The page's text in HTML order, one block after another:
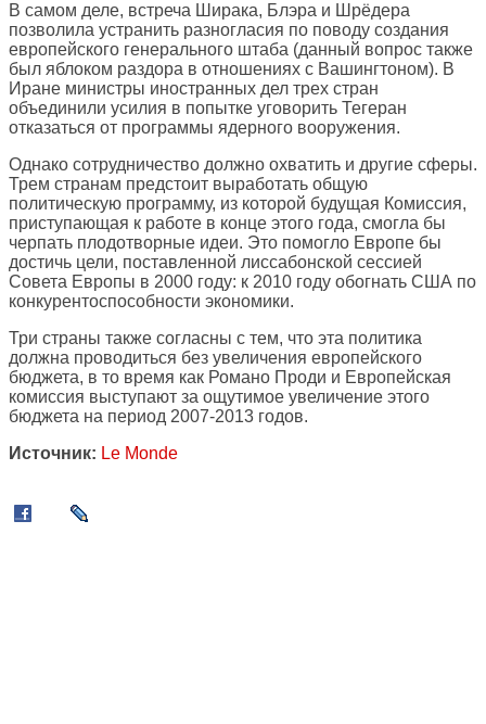
В самом деле, встреча Ширака, Блэра и Шрёдера
позволила устранить разногласия по поводу создания
европейского генерального штаба (данный вопрос также
был яблоком раздора в отношениях с Вашингтоном). В
Иране министры иностранных дел трех стран
объединили усилия в попытке уговорить Тегеран
отказаться от программы ядерного вооружения.
Однако сотрудничество должно охватить и другие сферы.
Трем странам предстоит выработать общую
политическую программу, из которой будущая Комиссия,
приступающая к работе в конце этого года, смогла бы
черпать плодотворные идеи. Это помогло Европе бы
достичь цели, поставленной лиссабонской сессией
Совета Европы в 2000 году: к 2010 году обогнать США по
конкурентоспособности экономики.
Три страны также согласны с тем, что эта политика
должна проводиться без увеличения европейского
бюджета, в то время как Романо Проди и Европейская
комиссия выступают за ощутимое увеличение этого
бюджета на период 2007-2013 годов.
Источник: Le Monde